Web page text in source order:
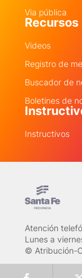
Via pública
Videos
Registro de
Buscador de
Boletines de
Instructivos
Atención
Lunes a
© Atribución-